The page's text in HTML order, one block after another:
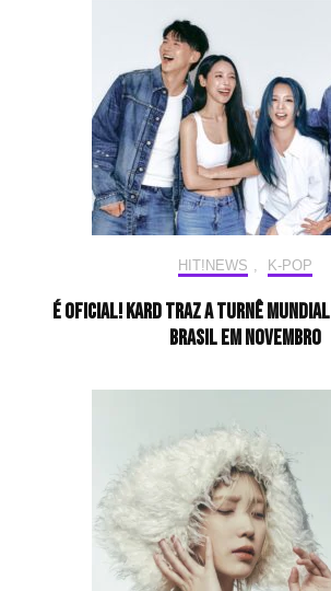
HIT!NEWS , K-POP
É oficial! KARD traz a turnê Mundial
Brasil em novembro